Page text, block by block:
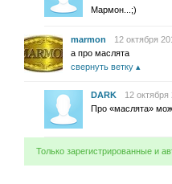
Мармон...;)
marmon
12 октября
а про маслята
свернуть ветку
DARK
12 октября
Про «маслята»
Только зарегистрированные и